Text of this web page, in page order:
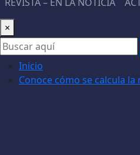
×
Inicio
Conoce cómo se calcula